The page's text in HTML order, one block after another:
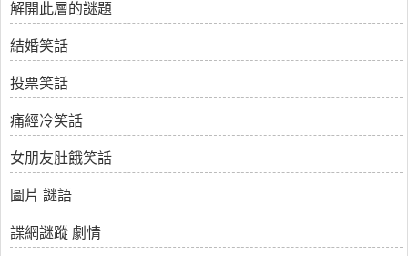
解開此層的謎題
結婚笑話
投票笑話
痛經冷笑話
女朋友肚餓笑話
圖片 謎語
諜網謎蹤 劇情